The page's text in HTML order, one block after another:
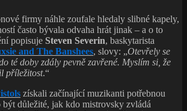
firmy náhle zoufale hledaly slibné kapely,
často bývala odvaha hrát jinak – a o to
popisuje Steven Severin, baskytarista
and The Banshees, slovy: „Otevřely se
té doby zdály pevně zavřené. Myslím si, že
příležitost.“
získali začínající muzikanti potřebnou
být důležité, jak kdo mistrovsky zvládá